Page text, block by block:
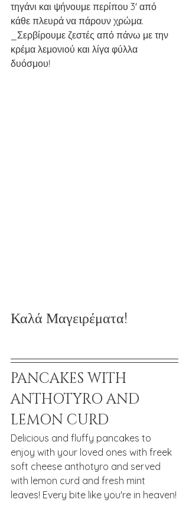
τηγάνι και ψήνουμε περίπου 3' από
κάθε πλευρά να πάρουν χρώμα.
_Σερβίρουμε ζεστές από πάνω με την
κρέμα λεμονιού και λίγα φύλλα
δυόσμου!
Καλά Μαγειρέματα!
PANCAKES WITH
ANTHOTYRO AND
LEMON CURD
Delicious and fluffy pancakes to
enjoy with your loved ones with freek
soft cheese anthotyro and served
with lemon curd and fresh mint
leaves! Every bite like you're in heaven!